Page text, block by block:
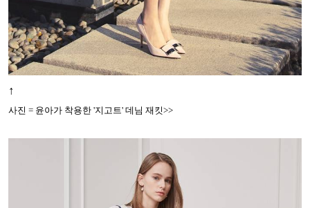
↑
사진 = 윤아가 착용한 '지고트' 데님 재킷>>